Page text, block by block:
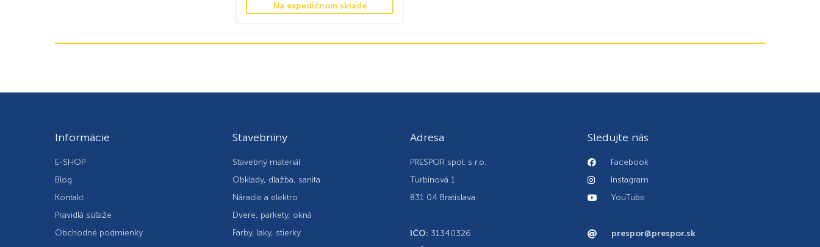
Na expedičnom sklade
Informácie
E-SHOP
Blog
Kontakt
Pravidlá súťaže
Obchodné podmienky
Stavebniny
Stavebný materiál
Obklady, dlažba, sanita
Náradie a elektro
Dvere, parkety, okná
Farby, laky, stierky
Adresa
PRESPOR spol. s r.o.
Turbínová 1
831 04 Bratislava
IČO: 31340326
Sledujte nás
Facebook
Instagram
YouTube
prespor@prespor.sk